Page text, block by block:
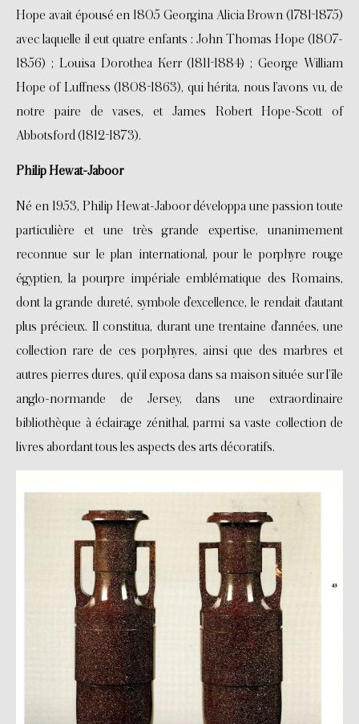
Hope avait épousé en 1805 Georgina Alicia Brown (1781-1875)
avec laquelle il eut quatre enfants : John Thomas Hope (1807-
1856) ; Louisa Dorothea Kerr (1811-1884) ; George William
Hope of Luffness (1808-1863), qui hérita, nous l’avons vu, de
notre paire de vases, et James Robert Hope-Scott of
Abbotsford (1812-1873).
Philip Hewat-Jaboor
Né en 1953, Philip Hewat-Jaboor développa une passion toute
particulière et une très grande expertise, unanimement
reconnue sur le plan international, pour le porphyre rouge
égyptien, la pourpre impériale emblématique des Romains,
dont la grande dureté, symbole d’excellence, le rendait d’autant
plus précieux. Il constitua, durant une trentaine d’années, une
collection rare de ces porphyres, ainsi que des marbres et
autres pierres dures, qu’il exposa dans sa maison située sur l’île
anglo-normande de Jersey, dans une extraordinaire
bibliothèque à éclairage zénithal, parmi sa vaste collection de
livres abordant tous les aspects des arts décoratifs.